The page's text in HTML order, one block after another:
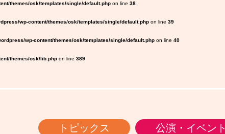
themes/osk/templates/single/default.php on line 38
wp-content/themes/osk/templates/single/default.php on line 39
wp-content/themes/osk/templates/single/default.php on line 40
themes/osk/lib.php on line 389
トピックス 公演・イベント